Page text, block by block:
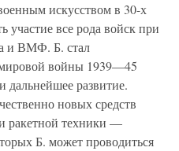
искусством в 30-х
участие все рода войск при
и ВМФ. Б. стал
войны 1939—45
дальнейшее развитие.
новых средств
ракетной техники —
Б. может проводиться